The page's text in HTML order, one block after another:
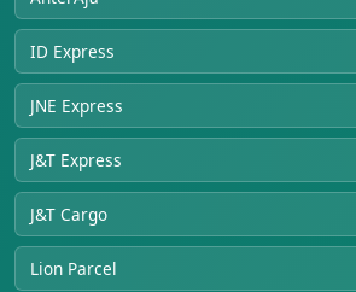
ID Express
JNE Express
J&T Express
J&T Cargo
Lion Parcel